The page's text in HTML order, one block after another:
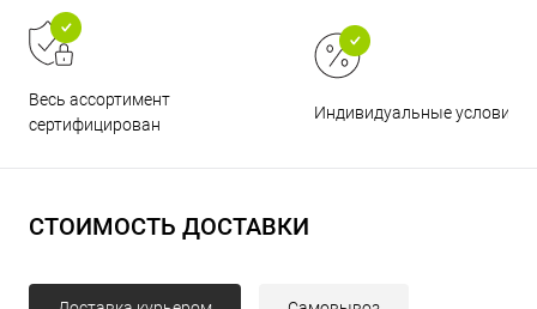
Весь ассортимент
сертифицирован
Индивидуальные условия
СТОИМОСТЬ ДОСТАВКИ